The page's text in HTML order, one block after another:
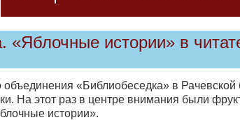
«Яблочные истории» в
объединения «Библиобеседка» в
На этот раз в центре внимания были
истории».